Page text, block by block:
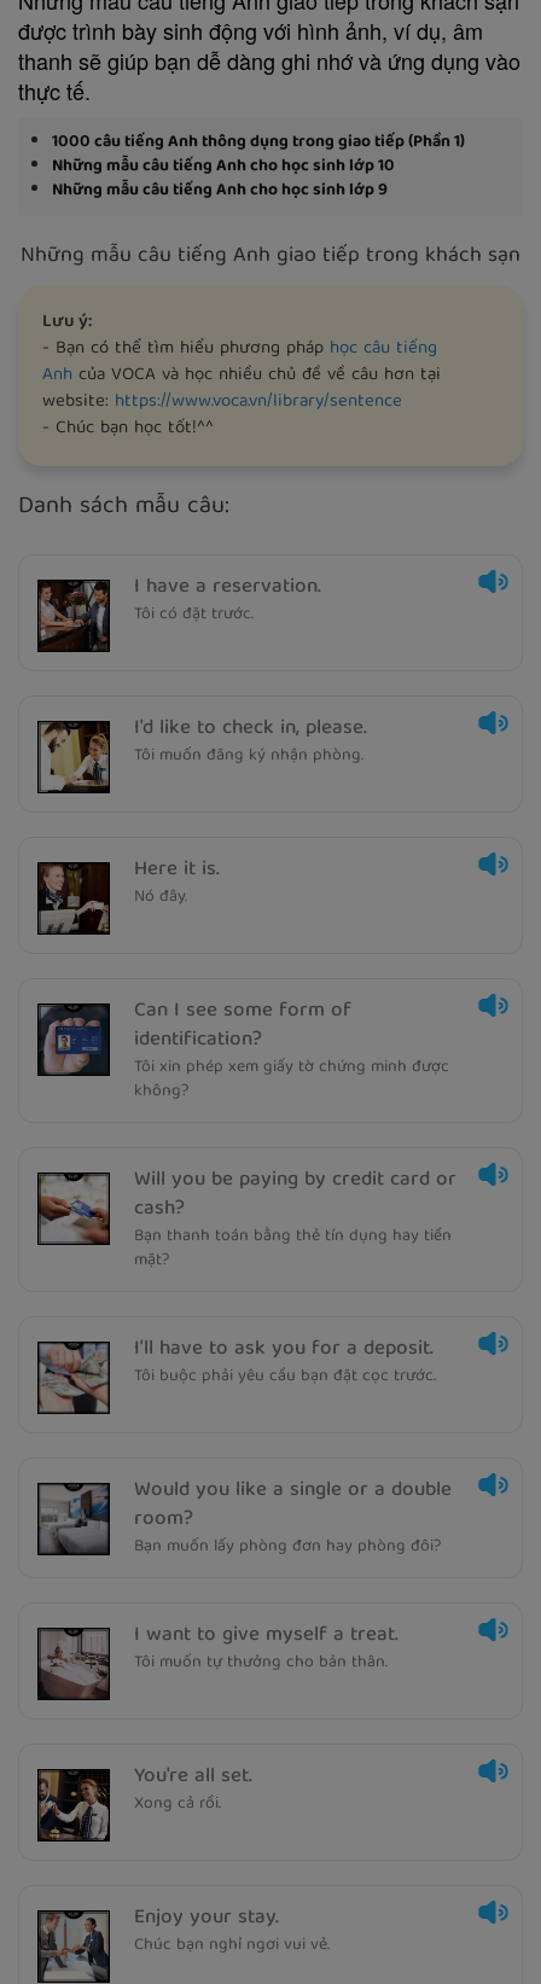
được trình bày sinh động với hình ảnh, ví dụ, âm
thanh sẽ giúp bạn dễ dàng ghi nhớ và ứng dụng vào
thực tế.
1000 câu tiếng Anh thông dụng trong giao tiếp (Phần 1)
Những mẫu câu tiếng Anh cho học sinh lớp 10
Những mẫu câu tiếng Anh cho học sinh lớp 9
Những mẫu câu tiếng Anh giao tiếp trong khách sạn
Lưu ý:
- Bạn có thể tìm hiểu phương pháp học câu tiếng
Anh của VOCA và học nhiều chủ đề về câu hơn tại
website: https://www.voca.vn/library/sentence
- Chúc bạn học tốt!^^
Danh sách mẫu câu:
I have a reservation.
Tôi có đặt trước.
I'd like to check in, please.
Tôi muốn đăng ký nhận phòng.
Here it is.
Nó đây.
Can I see some form of
identification?
Tôi xin phép xem giấy tờ chứng minh được
không?
Will you be paying by credit card or
cash?
Bạn thanh toán bằng thẻ tín dụng hay tiền
mặt?
I'll have to ask you for a deposit.
Tôi buộc phải yêu cầu bạn đặt cọc trước.
Would you like a single or a double
room?
Bạn muốn lấy phòng đơn hay phòng đôi?
I want to give myself a treat.
Tôi muốn tự thưởng cho bản thân.
You're all set.
Xong cả rồi.
Enjoy your stay.
Chúc bạn nghỉ ngơi vui vẻ.